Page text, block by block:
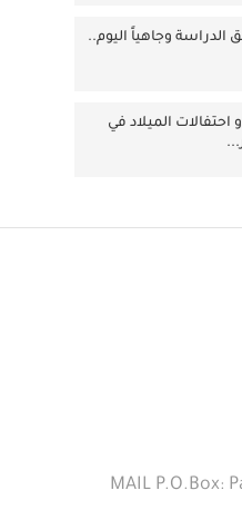
الدراسة وجاهياً اليوم..
الميلاد في
MAIL P.O.Box: